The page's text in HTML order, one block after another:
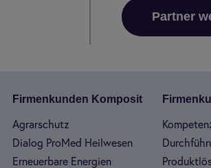
Partner
Fir­men­kun­den Kom­po­sit
Agrar­schutz
Dia­log Pro­Med Heil­we­sen
Erneu­er­bare Ener­gien